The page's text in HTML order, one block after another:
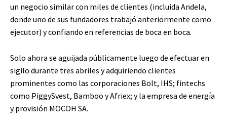
un negocio similar con miles de clientes (incluida Andela,
donde uno de sus fundadores trabajó anteriormente como
ejecutor) y confiando en referencias de boca en boca.
Solo ahora se aguijada públicamente luego de efectuar en
sigilo durante tres abriles y adquiriendo clientes
prominentes como las corporaciones Bolt, IHS; fintechs
como PiggySvest, Bamboo y Afriex; y la empresa de energía
y provisión MOCOH SA.